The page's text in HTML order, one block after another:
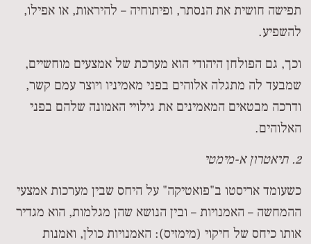
תפישה חושית את הנסתר, ופיתוחיה – להיראות, או אפילו,
להשפיע.
וכך, גם הפולחן היהודי הוא מערכת של אמצעים מוחשיים,
שמבעד לה מתגלה אלוהים בפני מאמיניו ויוצר עמם קשר,
ודרכה מבטאים המאמינים את גילויי האמונה שלהם בפני
האלוהים.
2. תיאטרון א-מימטי
כשעומד אריסטו ב"פואטיקה" על היחס שבין מערכות אמצעי
ההמחשה – האמנויות – ובין הנושא שהן מגלמות, הוא מגדיר
אותו כיחס של חיקוי (מימזיס): האמנויות כולן, ואמנות